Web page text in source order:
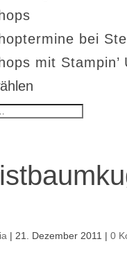
bei
mit Stampin’
| 21. Dezember 2011 | 0